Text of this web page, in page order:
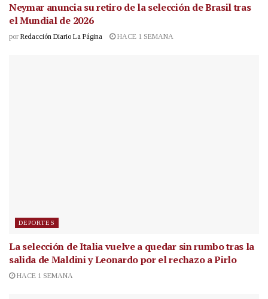
Neymar anuncia su retiro de la selección de Brasil tras
el Mundial de 2026
por Redacción Diario La Página HACE 1 SEMANA
DEPORTES
La selección de Italia vuelve a quedar sin rumbo tras la
salida de Maldini y Leonardo por el rechazo a Pirlo
HACE 1 SEMANA